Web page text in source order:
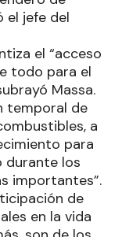
el jefe del
el “acceso
todo para el
Massa.
temporal de
a
para
durante los
importantes”.
de
en la vida